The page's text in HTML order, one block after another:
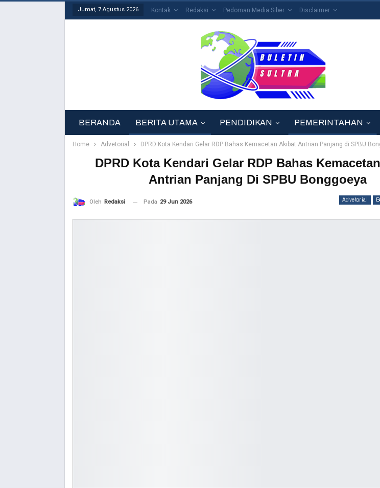
Jumat, 7 Agustus 2026 Kontak Redaksi Pedoman Media Siber Disclaimer
BERANDA BERITA UTAMA PENDIDIKAN PEMERINTAHAN
Home Advetorial DPRD Kota Kendari Gelar RDP Bahas Kemacetan Akibat Antrian Panjang di SPBU
DPRD Kota Kendari Gelar RDP Bahas
Antrian Panjang Di SPBU Bonggoeya
Advetorial
Oleh Redaksi Pada 29 Jun 2026